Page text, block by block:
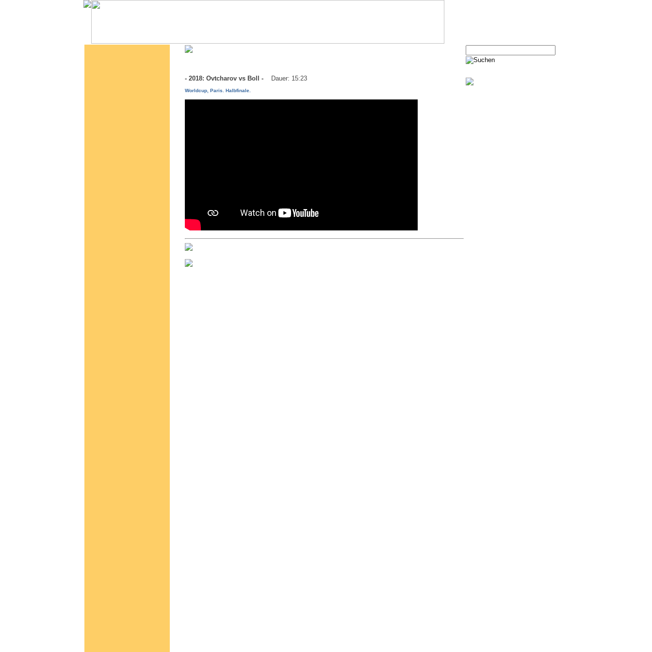
- 2018: Ovtcharov vs Boll - Dauer: 15:23
Worldcup, Paris. Halbfinale.